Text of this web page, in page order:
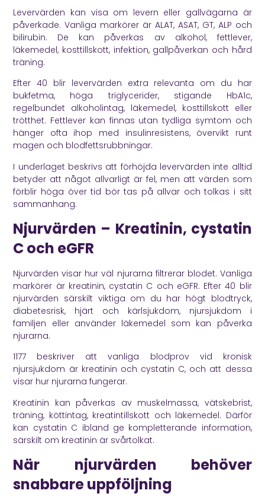
Levervärden kan visa om levern eller gallvägarna är
påverkade. Vanliga markörer är ALAT, ASAT, GT, ALP och
bilirubin. De kan påverkas av alkohol, fettlever,
läkemedel, kosttillskott, infektion, gallpåverkan och hård
träning.
Efter 40 blir levervärden extra relevanta om du har
bukfetma, höga triglycerider, stigande HbA1c,
regelbundet alkoholintag, läkemedel, kosttillskott eller
trötthet. Fettlever kan finnas utan tydliga symtom och
hänger ofta ihop med insulinresistens, övervikt runt
magen och blodfettsrubbningar.
I underlaget beskrivs att förhöjda levervärden inte alltid
betyder att något allvarligt är fel, men att värden som
förblir höga över tid bör tas på allvar och tolkas i sitt
sammanhang.
Njurvärden – Kreatinin, cystatin
C och eGFR
Njurvärden visar hur väl njurarna filtrerar blodet. Vanliga
markörer är kreatinin, cystatin C och eGFR. Efter 40 blir
njurvärden särskilt viktiga om du har högt blodtryck,
diabetesrisk, hjärt och kärlsjukdom, njursjukdom i
familjen eller använder läkemedel som kan påverka
njurarna.
1177 beskriver att vanliga blodprov vid kronisk
njursjukdom är kreatinin och cystatin C, och att dessa
visar hur njurarna fungerar.
Kreatinin kan påverkas av muskelmassa, vätskebrist,
träning, köttintag, kreatintillskott och läkemedel. Därför
kan cystatin C ibland ge kompletterande information,
särskilt om kreatinin är svårtolkat.
När njurvärden behöver
snabbare uppföljning